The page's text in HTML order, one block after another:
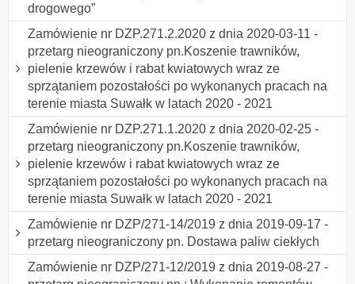
drogowego”
Zamówienie nr DZP.271.2.2020 z dnia 2020-03-11 -
przetarg nieograniczony pn.Koszenie trawników,
pielenie krzewów i rabat kwiatowych wraz ze
sprzątaniem pozostałości po wykonanych pracach na
terenie miasta Suwałk w latach 2020 - 2021
Zamówienie nr DZP.271.1.2020 z dnia 2020-02-25 -
przetarg nieograniczony pn.Koszenie trawników,
pielenie krzewów i rabat kwiatowych wraz ze
sprzątaniem pozostałości po wykonanych pracach na
terenie miasta Suwałk w latach 2020 - 2021
Zamówienie nr DZP/271-14/2019 z dnia 2019-09-17 -
przetarg nieograniczony pn. Dostawa paliw ciekłych
Zamówienie nr DZP/271-12/2019 z dnia 2019-08-27 -